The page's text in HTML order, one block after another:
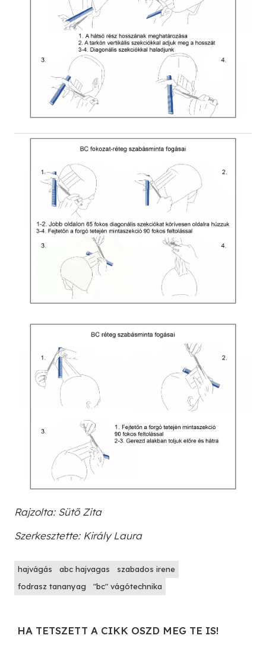
Rajzolta: Sütő Zita
Szerkesztette: Király Laura
hajvágás abc hajvagas
szabados irene
fodrasz tananyag
"bc" vágótechnika
HA TETSZETT A CIKK OSZD MEG TE IS!